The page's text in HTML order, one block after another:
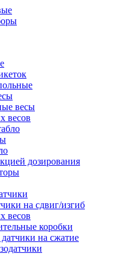
весы
весов
дозирования
на сдвиг/изгиб
весов
коробки
на сжатие